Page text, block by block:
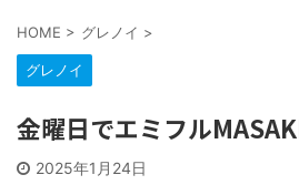
HOME > グレノイ >
グレノイ
金曜日でエミフル
2025年1月24日